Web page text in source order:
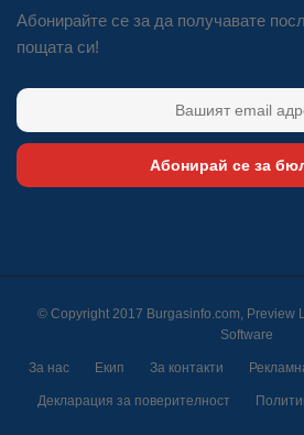
Абонирайте се за да получавате
пощата си!
Абонирай се за
© Copyright 2017 Burgasinfo.com, Preview
Software
За нас Екип За контакти
Декларация за поверителност